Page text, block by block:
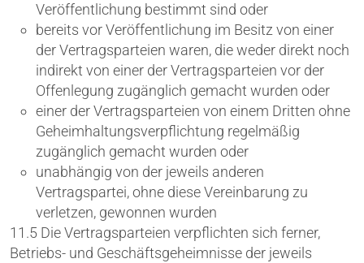
Veröffentlichung bestimmt sind oder
bereits vor Veröffentlichung im Besitz von einer
der Vertragsparteien waren, die weder direkt noch
indirekt von einer der Vertragsparteien vor der
Offenlegung zugänglich gemacht wurden oder
einer der Vertragsparteien von einem Dritten ohne
Geheimhaltungsverpflichtung regelmäßig
zugänglich gemacht wurden oder
unabhängig von der jeweils anderen
Vertragspartei, ohne diese Vereinbarung zu
verletzen, gewonnen wurden
11.5 Die Vertragsparteien verpflichten sich ferner,
Betriebs- und Geschäftsgeheimnisse der jeweils